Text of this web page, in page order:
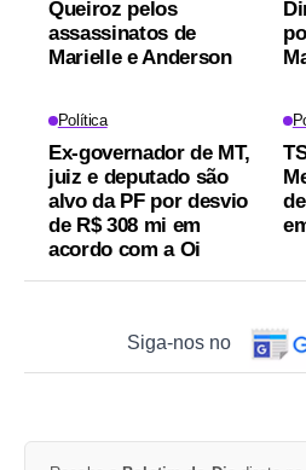
Queiroz pelos
assassinatos de
Marielle e Anderson
Política
Ex-governador de MT,
juiz e deputado são
alvo da PF por desvio
de R$ 308 mi em
acordo com a Oi
Siga-nos no